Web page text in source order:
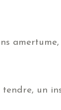
tendre, un